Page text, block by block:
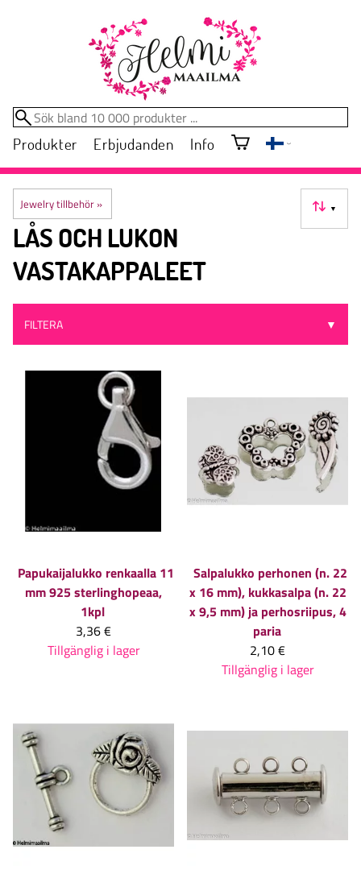
Produkter Erbjudanden Info
Jewelry tillbehör‪» ▼
LÅS OCH LUKON
VASTAKAPPALEET
FILTERA ▼
Papukaijalukko renkaalla 11
mm 925 sterlinghopeaa,
1kpl
3,36 €
Tillgänglig i lager
Salpalukko perhonen (n. 22
x 16 mm), kukkasalpa (n. 22
x 9,5 mm) ja perhosriipus, 4
paria
2,10 €
Tillgänglig i lager